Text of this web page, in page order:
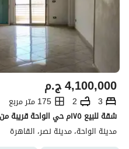
ج.م4,100,000
3
2
175 متر مربع
شقة للبيع ١٧٥م حي الواحة قريبة من محور شينزو آبي
مدينة الواحة، مدينة نصر، القاهرة